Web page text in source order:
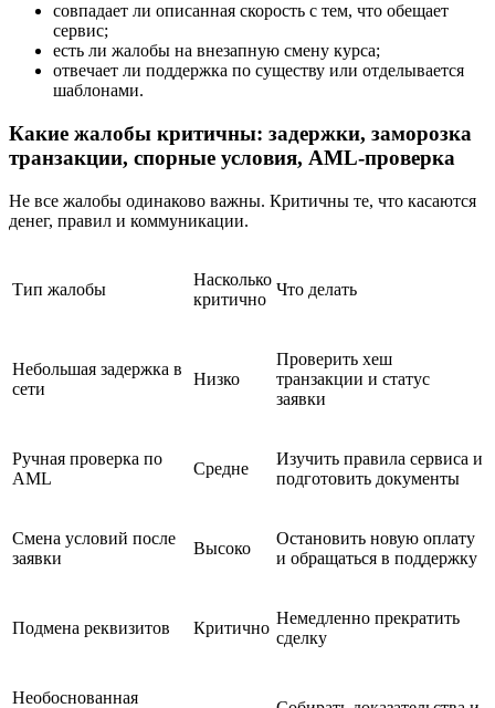
совпадает ли описанная скорость с тем, что обещает
сервис;
есть ли жалобы на внезапную смену курса;
отвечает ли поддержка по существу или отделывается
шаблонами.
Какие жалобы критичны: задержки, заморозка
транзакции, спорные условия, AML-проверка
Не все жалобы одинаково важны. Критичны те, что касаются
денег, правил и коммуникации.
Тип жалобы
Насколько
критично
Что делать
Небольшая задержка в
сети
Низко
Проверить хеш
транзакции и статус
заявки
Ручная проверка по
AML
Средне
Изучить правила сервиса и
подготовить документы
Смена условий после
заявки
Высоко
Остановить новую оплату
и обращаться в поддержку
Подмена реквизитов Критично
Немедленно прекратить
сделку
Необоснованная